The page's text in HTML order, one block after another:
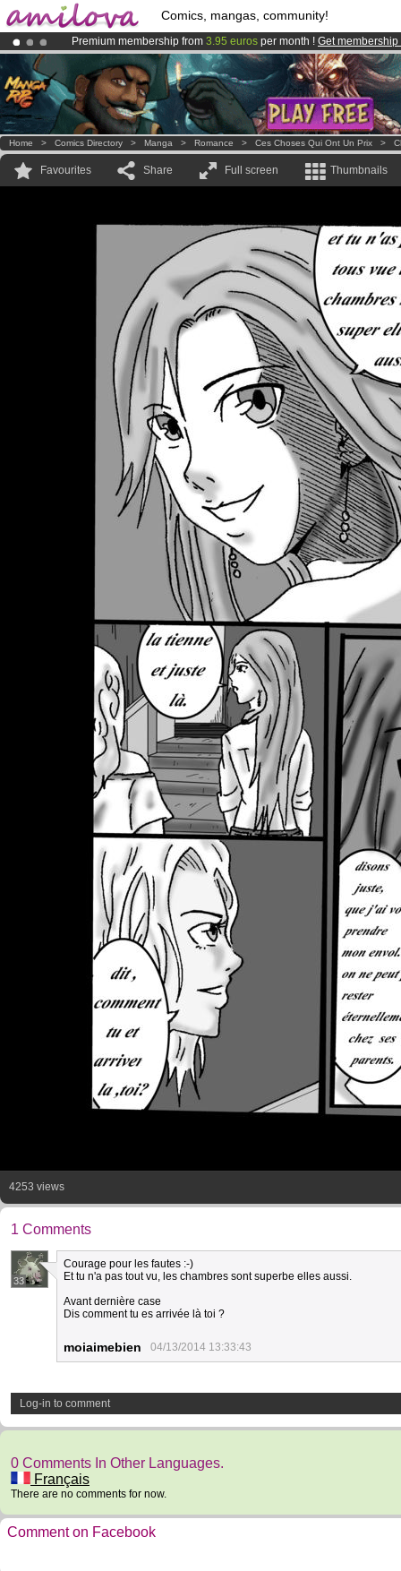
Comics, mangas, community!
Premium membership from 3.95 euros per month ! Get membership
Already 100000membersand 1000comics & mangas!.
AmilovaKickstarter is now LIVE!.
Home > Comics Directory > Manga > Romance > Ces Choses Qui Ont Un Prix >
Favourites Share Full screen Thumbnails
4253 views
1 Comments
33
Courage pour les fautes :-)
Et tu n'a pas tout vu, les chambres sont superbe elles aussi.
Avant dernière case
Dis comment tu es arrivée là toi ?
moiaimebien 04/13/2014 13:33:43
Log-in to comment
0 Comments In Other Languages.
Français
There are no comments for now.
Comment on Facebook